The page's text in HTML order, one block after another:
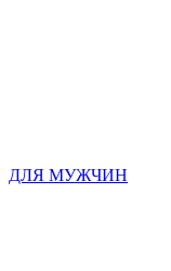
ДЛЯ МУЖЧИН